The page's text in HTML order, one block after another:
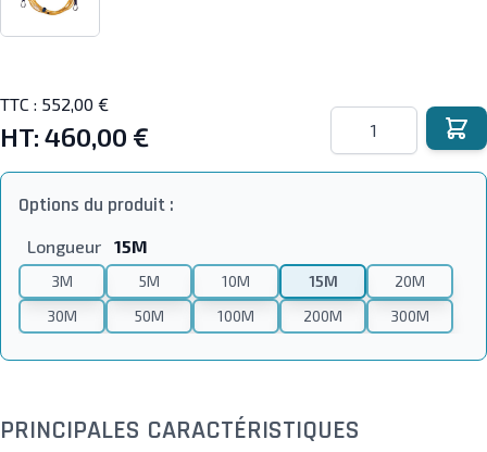
TTC : 552,00 €
HT: 460,00 €
Quantité
Options du produit :
Longueur 15M
3M 5M 10M 15M
20M
30M
50M 100M 200M 300M
PRINCIPALES CARACTÉRISTIQUES